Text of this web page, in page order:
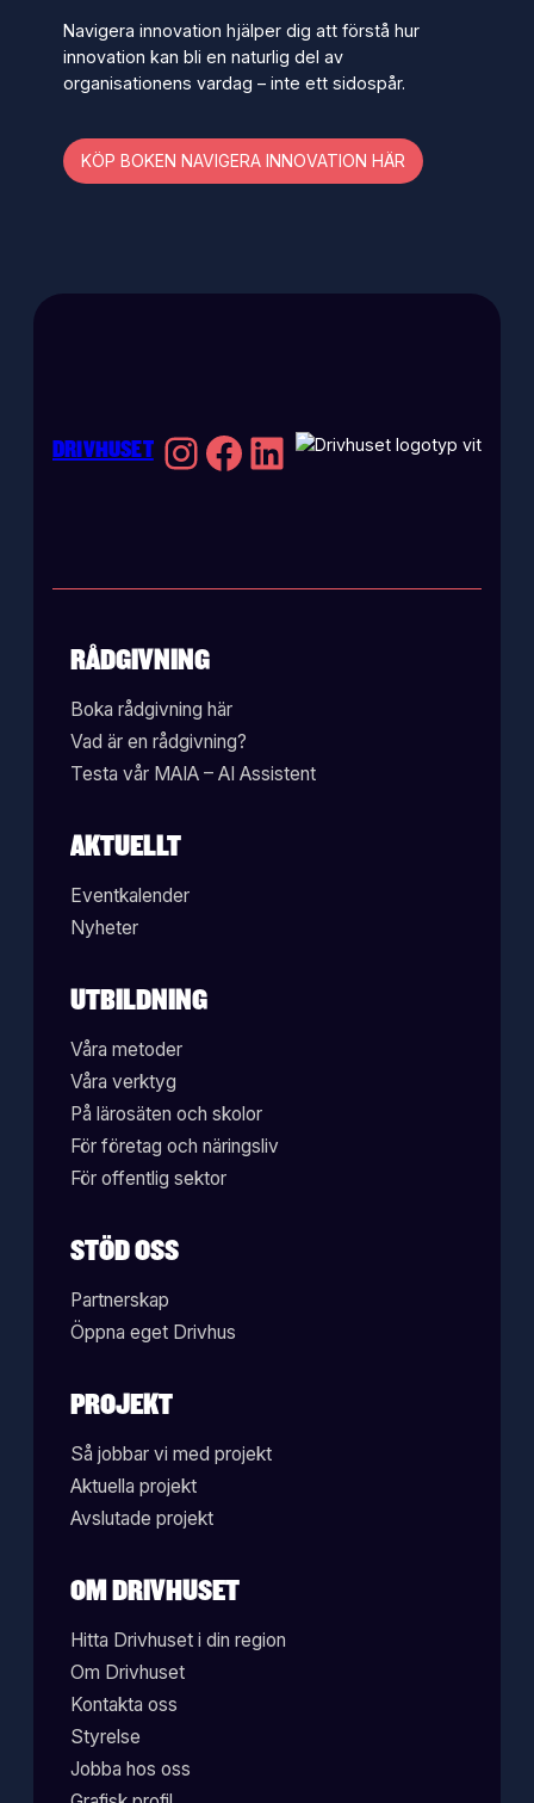
Navigera innovation hjälper dig att förstå hur
innovation kan bli en naturlig del av
organisationens vardag – inte ett sidospår.
KÖP BOKEN NAVIGERA INNOVATION HÄR
DRIVHUSET Instagram
Facebook
LinkedIn
RÅDGIVNING
Boka rådgivning här
Vad är en rådgivning?
Testa vår MAIA – AI Assistent
AKTUELLT
Eventkalender
Nyheter
UTBILDNING
Våra metoder
Våra verktyg
På lärosäten och skolor
För företag och näringsliv
För offentlig sektor
STÖD OSS
Partnerskap
Öppna eget Drivhus
PROJEKT
Så jobbar vi med projekt
Aktuella projekt
Avslutade projekt
OM DRIVHUSET
Hitta Drivhuset i din region
Om Drivhuset
Kontakta oss
Styrelse
Jobba hos oss